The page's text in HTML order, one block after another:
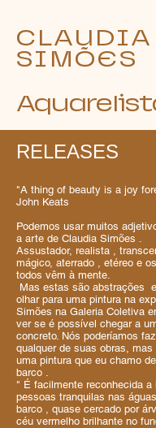
CLAUDIA
SIMÕES
RELEASES
"A thing of beauty is a joy
John Keats
Podemos usar muitos
a arte de Claudia Simões .
Assustador, realista ,
mágico, aterrado , etéreo e
todos vêm à mente.
Mas estas são abstrações
olhar para uma pintura na
Simões na Galeria Coletiva
ver se é possível chegar a
concreto. Nós poderíamos
qualquer de suas obras,
uma pintura que eu chamo
barco .
" É facilmente reconhecida a
pessoas tranquilas nas
barco , quase cercado por
céu vermelho brilhante no